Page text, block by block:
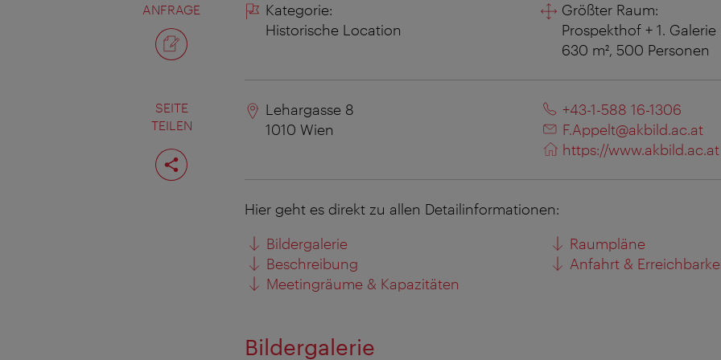
ANFRAGE
SEITE
TEILEN
Seite
teilen
Kategorie:
Historische Location
Größter Raum:
Prospekthof + 1. Galerie
630 m², 500 Personen
Lehargasse 8
1010Wien
+43-1-588 16-1306
F.Appelt@akbild.ac.at
https://www.akbild.ac.at
Hier geht es direkt zu allen Detailinformationen:
Bildergalerie
Beschreibung
Meetingräume & Kapazitäten
Raumpläne
Anfahrt &
Bildergalerie